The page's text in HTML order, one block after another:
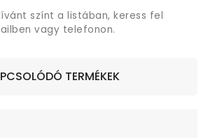
színt a listában, keress fel
vagy telefonon.
TERMÉKEK